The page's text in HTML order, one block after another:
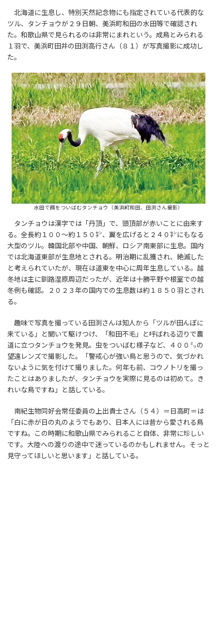
北海道に生息し、特別天然記念物にも指定されている代表的な
ツル、タンチョウが２９日朝、美浜町和田の水田等で確認され
た。和歌山県で見られるのは非常にまれという。成鳥とみられる
１羽で、美浜町田井の田渕高行さん（８１）が写真撮影に成功し
た。
水田で餌をついばむタンチョウ（美浜町和田、田渕さん撮影）
タンチョウは漢字では「丹頂」で、頭頂部が赤いことに由来す
る。全長約１００～約１５０㌢、翼を広げると２４０㌢にもなる
大型のツル。韓国北部や中国、朝鮮、ロシア南東部に生息。国内
では北海道東部が生息地とされる。明治期に乱獲され、絶滅した
と考えられていたが、現在は道東を中心に周年生息している。越
冬地は主に釧路湿原周辺だったが、近年は十勝平野や根室での越
冬例も確認。２０２３年の国内での生息数は約１８５０羽とされ
る。
趣味で写真を撮っている田渕さんは知人から「ツルが田んぼに
来ている」と聞いて駆けつけ、「和田不毛」と呼ばれる辺りで農
道に立つタンチョウを発見。虫をついばむ様子など、４００㍉の
望遠レンズで撮影した。「警戒心が強い鳥と思うので、気づかれ
ないように気を付けて撮りました。何年も前、コウノトリを撮っ
たことはありましたが、タンチョウを実際に見るのは初めて。き
れいな鳥ですね」と話している。
南紀生物同好会常任委員の上出貴士さん（５４）＝日高町＝は
「白に赤が日の丸のようでもあり、日本人には昔から愛される鳥
ですね。この時期に和歌山県でみられること自体、非常に珍しい
です。大陸への渡りの途中で迷っているのかもしれません。そっと
見守ってほしいと思います」と話している。